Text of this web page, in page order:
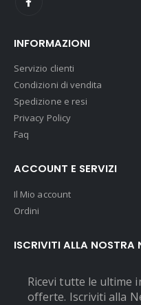
INFORMAZIONI
Servizio clienti
Condizioni di vendita
Spedizione e resi
Privacy Policy
Faq
ACCOUNT E SERVIZI
Il Mio account
Ordini
ISCRIVITI ALLA NOSTRA
Ricevi tutte le ultime
offerte. Iscriviti alla